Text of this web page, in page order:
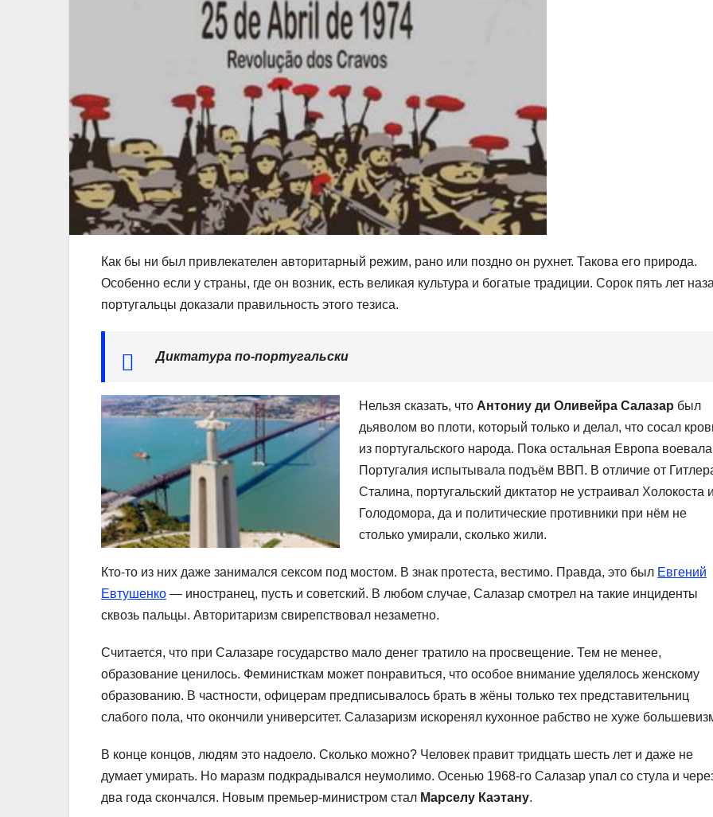
Как бы ни был привлекателен авторитарный режим, рано или поздно он рухнет. Такова его природа.
Особенно если у страны, где он возник, есть великая культура и богатые традиции. Сорок пять лет
португальцы доказали правильность этого тезиса.
Диктатура по-португальски
Нельзя сказать, что Антониу ди Оливейра Салазар был
дьяволом во плоти, который только и делал, что сосал
из португальского народа. Пока остальная Европа
Португалия испытывала подъём ВВП. В отличие от
Сталина, португальский диктатор не устраивал Холокоста
Голодомора, да и политические противники при нём не
столько умирали, сколько жили.
Кто-то из них даже занимался сексом под мостом. В знак протеста, вестимо. Правда, это был Евгений
Евтушенко — иностранец, пусть и советский. В любом случае, Салазар смотрел на такие инциденты
сквозь пальцы. Авторитаризм свирепствовал незаметно.
Считается, что при Салазаре государство мало денег тратило на просвещение. Тем не менее,
образование ценилось. Феминисткам может понравиться, что особое внимание уделялось женскому
образованию. В частности, офицерам предписывалось брать в жёны только тех представительниц
слабого пола, что окончили университет. Салазаризм искоренял кухонное рабство не хуже
В конце концов, людям это надоело. Сколько можно? Человек правит тридцать шесть лет и даже не
думает умирать. Но маразм подкрадывался неумолимо. Осенью 1968-го Салазар упал со стула и
два года скончался. Новым премьер-министром стал Марселу Каэтану.